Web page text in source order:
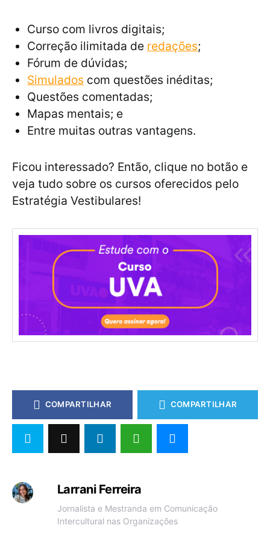
Curso com livros digitais;
Correção ilimitada de redações;
Fórum de dúvidas;
Simulados com questões inéditas;
Questões comentadas;
Mapas mentais; e
Entre muitas outras vantagens.
Ficou interessado? Então, clique no botão e
veja tudo sobre os cursos oferecidos pelo
Estratégia Vestibulares!
COMPARTILHAR COMPARTILHAR
Larrani Ferreira
Jornalista e Mestranda em Comunicação
Intercultural nas Organizações